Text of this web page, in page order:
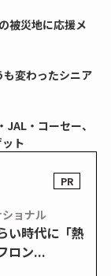
被災地に応援メ
変わったシニア
・コーセー、
ト
ョナル
い時代に「熱
ロン...